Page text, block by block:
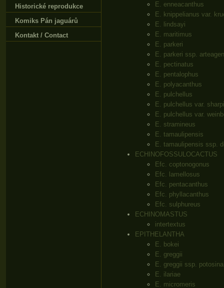
E. enneacanthus
E. knippelianus var.
E. lindsayi
E. maritimus
E. parkeri
E. parkeri ssp.
E. pectinatus
E. pentalophus
E. polyacanthus
E. pulchellus
E. pulchellus var.
E. pulchellus var.
E. stramineus
E. tamaulipensis
E. tamaulipensis ssp.
ECHINOFOSSULOCACTUS
Efc. coptonogonus
Efc. lamellosus
Efc. pentacanthus
Efc. phyllacanthus
Efc. sulphureus
ECHINOMASTUS
intertextus
EPITHELANTHA
E. bokei
E. greggii
E. greggii ssp. potosina
E. ilariae
E. micromeris
Historické reprodukce
Komiks Pán jaguárů
Kontakt / Contact